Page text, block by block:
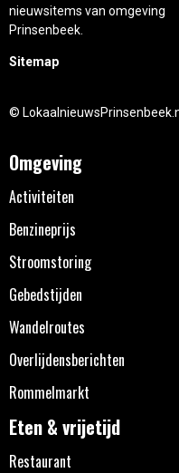
nieuwsitems van omgeving
Prinsenbeek.
Sitemap
©
Omgeving
Activiteiten
Benzineprijs
Stroomstoring
Gebedstijden
Wandelroutes
Overlijdensberichten
Rommelmarkt
Eten & vrijetijd
Restaurant